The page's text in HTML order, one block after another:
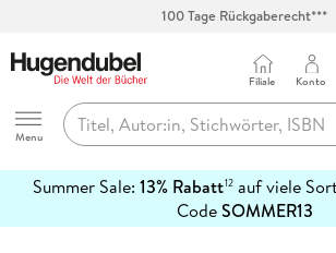
100 Tage Rückgaberecht***
Hugendubel
Menu
Filiale Konto
Summer Sale: 13% Rabatt12auf viele
CodeSOMMER13
erfahren